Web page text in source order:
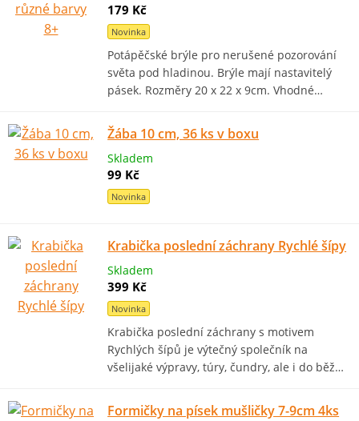
179 Kč
Novinka
Potápěčské brýle pro nerušené pozorování
světa pod hladinou. Brýle mají nastavitelý
pásek. Rozměry 20 x 22 x 9cm. Vhodné…
Žába 10 cm, 36 ks v boxu
Skladem
99 Kč
Novinka
Krabička poslední záchrany Rychlé šípy
Skladem
399 Kč
Novinka
Krabička poslední záchrany s motivem
Rychlých šípů je výtečný společník na
všelijaké výpravy, túry, čundry, ale i do běž…
Formičky na písek mušličky 7-9cm 4ks